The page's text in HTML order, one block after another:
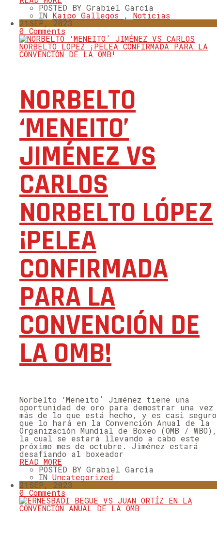
POSTED BY Grabiel García
IN Kaipo Gallegos , Noticias
21 SEP, 2023
0 Comments
NORBELTO
‘MENEITO’
JIMÉNEZ VS
CARLOS
NORBELTO LÓPEZ
¡PELEA
CONFIRMADA
PARA LA
CONVENCIÓN DE
LA OMB!
Norbelto ‘Meneito’ Jiménez tiene una
oportunidad de oro para demostrar una vez
más de lo que está hecho, y es casi seguro
que lo hará en la Convención Anual de la
Organización Mundial de Boxeo (OMB / WBO),
la cual se estará llevando a cabo este
próximo mes de octubre. Jiménez estará
desafiando al boxeador
READ MORE
POSTED BY Grabiel García
IN Uncategorized
21 SEP, 2023
0 Comments